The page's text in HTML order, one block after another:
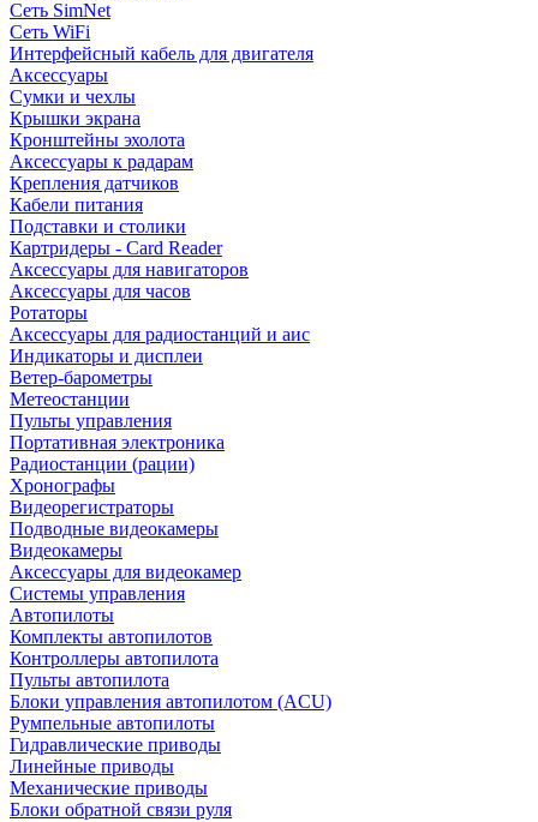
Сеть SimNet
Сеть WiFi
Интерфейсный кабель для двигателя
Аксессуары
Сумки и чехлы
Крышки экрана
Кронштейны эхолота
Аксессуары к радарам
Крепления датчиков
Кабели питания
Подставки и столики
Картридеры - Card Reader
Аксессуары для навигаторов
Аксессуары для часов
Ротаторы
Аксессуары для радиостанций и аис
Индикаторы и дисплеи
Ветер-барометры
Метеостанции
Пульты управления
Портативная электроника
Радиостанции (рации)
Хронографы
Видеорегистраторы
Подводные видеокамеры
Видеокамеры
Аксессуары для видеокамер
Системы управления
Автопилоты
Комплекты автопилотов
Контроллеры автопилота
Пульты автопилота
Блоки управления автопилотом (ACU)
Румпельные автопилоты
Гидравлические приводы
Линейные приводы
Механические приводы
Блоки обратной связи руля